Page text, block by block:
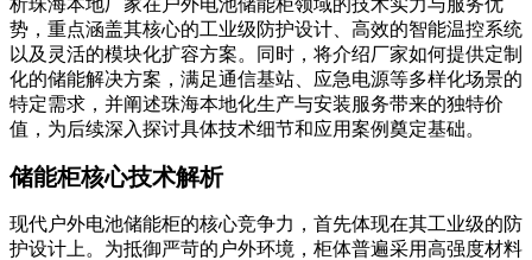
势，重点涵盖其核心的工业级防护设计、高效的智能温控系统
以及灵活的模块化扩容方案。同时，将介绍厂家如何提供定制
化的储能解决方案，满足通信基站、应急电源等多样化场景的
特定需求，并阐述珠海本地化生产与安装服务带来的独特价
值，为后续深入探讨具体技术细节和应用案例奠定基础。
储能柜核心技术解析
现代户外电池储能柜的核心竞争力，首先体现在其工业级的防
护设计上。为抵御严苛的户外环境，柜体普遍采用高强度材料